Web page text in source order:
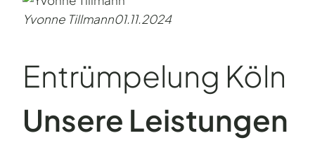
Yvonne Tillmann01.11.2024
Entrümpelung Köln
Unsere Leistungen